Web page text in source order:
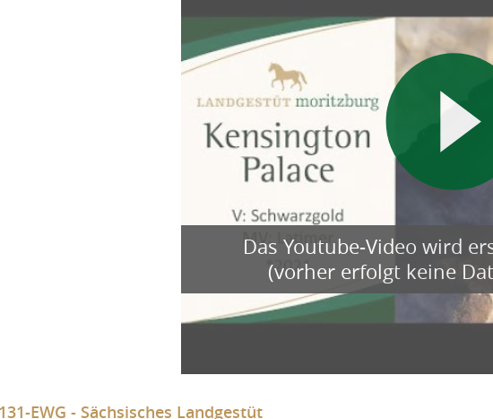
Das Youtube-Video wird
(vorher erfolgt keine
EWG - Sächsisches Landgestüt